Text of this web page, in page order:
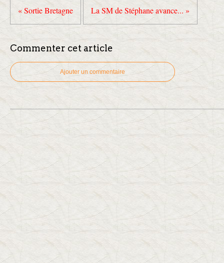
« Sortie Bretagne La SM de Stéphane avance... »
Commenter cet article
Ajouter un commentaire